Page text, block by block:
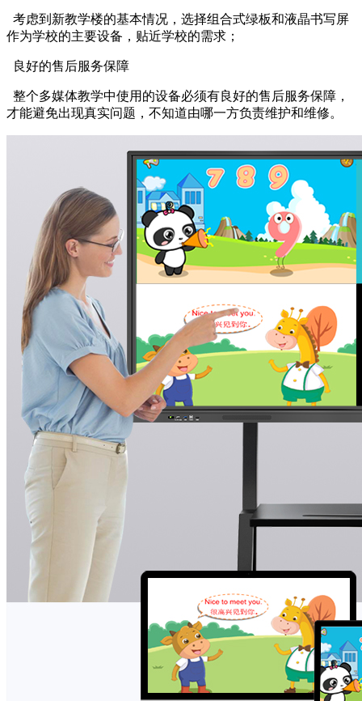
考虑到新教学楼的基本情况，选择组合式绿板和液晶书写屏
作为学校的主要设备，贴近学校的需求；
良好的售后服务保障
整个多媒体教学中使用的设备必须有良好的售后服务保障，
才能避免出现真实问题，不知道由哪一方负责维护和维修。